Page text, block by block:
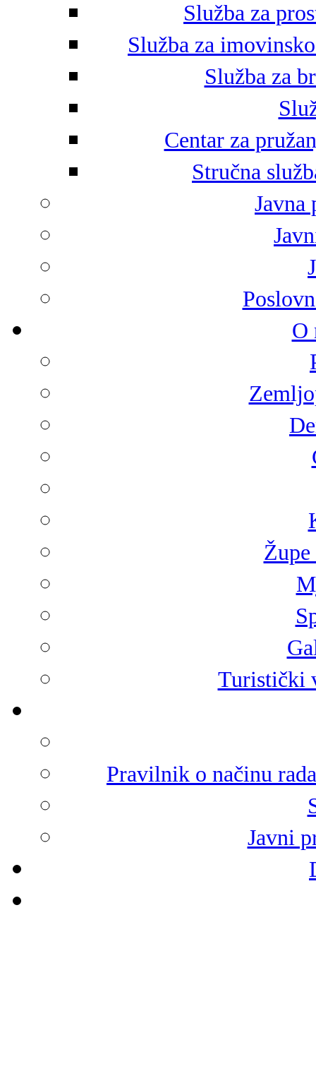
Služba za
Služba za
Služba za
Centar za
Stručna
Javna
O
Turistički
Pravilnik o načinu
Javni